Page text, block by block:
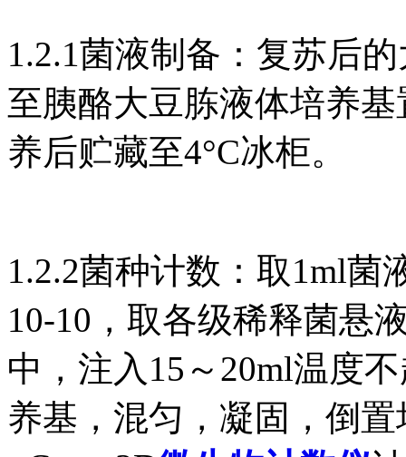
1.2.1菌液制备：复苏后
至胰酪大豆胨液体培养基
养后贮藏至4°C冰柜。
1.2.2菌种计数：取1ml菌
10-10，取各级稀释菌悬
中，注入15～20ml温度
养基，混匀，凝固，倒